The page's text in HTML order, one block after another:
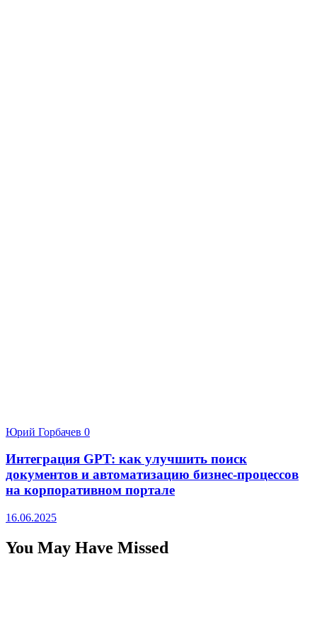
Юрий Горбачев 0
Интеграция GPT: как улучшить поиск
документов и автоматизацию бизнес-процессов
на корпоративном портале
16.06.2025
You May Have Missed